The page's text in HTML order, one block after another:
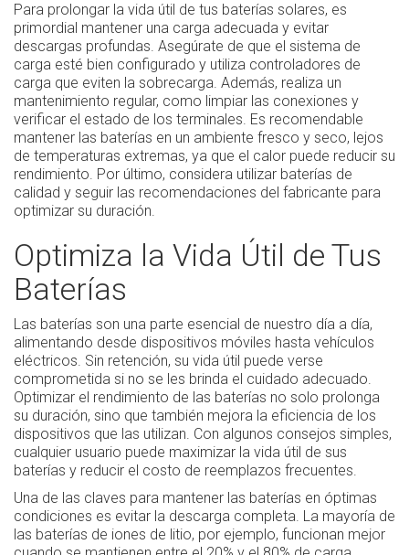
Para prolongar la vida útil de tus baterías solares, es
primordial mantener una carga adecuada y evitar
descargas profundas. Asegúrate de que el sistema de
carga esté bien configurado y utiliza controladores de
carga que eviten la sobrecarga. Además, realiza un
mantenimiento regular, como limpiar las conexiones y
verificar el estado de los terminales. Es recomendable
mantener las baterías en un ambiente fresco y seco, lejos
de temperaturas extremas, ya que el calor puede reducir su
rendimiento. Por último, considera utilizar baterías de
calidad y seguir las recomendaciones del fabricante para
optimizar su duración.
Optimiza la Vida Útil de Tus
Baterías
Las baterías son una parte esencial de nuestro día a día,
alimentando desde dispositivos móviles hasta vehículos
eléctricos. Sin retención, su vida útil puede verse
comprometida si no se les brinda el cuidado adecuado.
Optimizar el rendimiento de las baterías no solo prolonga
su duración, sino que también mejora la eficiencia de los
dispositivos que las utilizan. Con algunos consejos simples,
cualquier usuario puede maximizar la vida útil de sus
baterías y reducir el costo de reemplazos frecuentes.
Una de las claves para mantener las baterías en óptimas
condiciones es evitar la descarga completa. La mayoría de
las baterías de iones de litio, por ejemplo, funcionan mejor